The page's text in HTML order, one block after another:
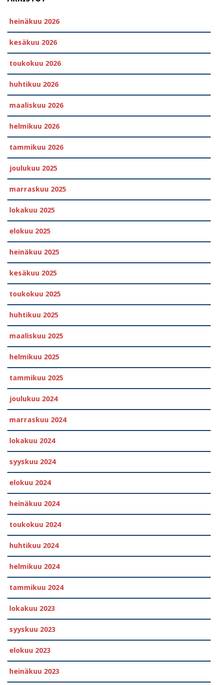
heinäkuu 2026
kesäkuu 2026
toukokuu 2026
huhtikuu 2026
maaliskuu 2026
helmikuu 2026
tammikuu 2026
joulukuu 2025
marraskuu 2025
lokakuu 2025
elokuu 2025
heinäkuu 2025
kesäkuu 2025
toukokuu 2025
huhtikuu 2025
maaliskuu 2025
helmikuu 2025
tammikuu 2025
joulukuu 2024
marraskuu 2024
lokakuu 2024
syyskuu 2024
elokuu 2024
heinäkuu 2024
toukokuu 2024
huhtikuu 2024
helmikuu 2024
tammikuu 2024
lokakuu 2023
syyskuu 2023
elokuu 2023
heinäkuu 2023